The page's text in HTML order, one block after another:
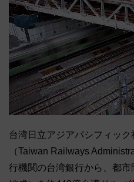
台湾日立アジアパシフィッ
（Taiwan Railways
行機関の台湾銀行から、都